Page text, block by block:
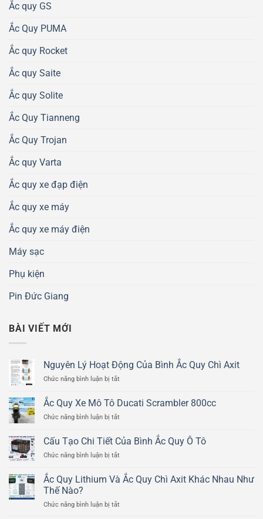
Ắc quy GS
Ắc Quy PUMA
Ắc quy Rocket
Ắc quy Saite
Ắc quy Solite
Ắc Quy Tianneng
Ắc Quy Trojan
Ắc quy Varta
Ắc quy xe đạp điện
Ắc quy xe máy
Ắc quy xe máy điện
Máy sạc
Phụ kiện
Pin Đức Giang
BÀI VIẾT MỚI
Nguyên Lý Hoạt Động Của Bình Ắc Quy Chì Axit
Chức năng bình luận bị tắt
Lý
Hoạt
Động
Bình
Quy
Axit
Ắc Quy Xe Mô Tô Ducati Scrambler 800cc
Chức năng bình luận bị tắt
Quy
Xe
Mô
Ducati
Scrambler
Cấu Tạo Chi Tiết Của Bình Ắc Quy Ô Tô
Chức năng bình luận bị tắt
Tạo
Chi
Của
Ắc Quy Lithium Và Ắc Quy Chì Axit Khác Nhau Như
Thế Nào?
Chức năng bình luận bị tắt